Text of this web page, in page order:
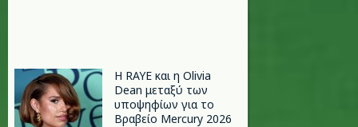
Η RAYE και η Olivia
Dean μεταξύ των
υποψηφίων για το
Βραβείο Mercury 2026